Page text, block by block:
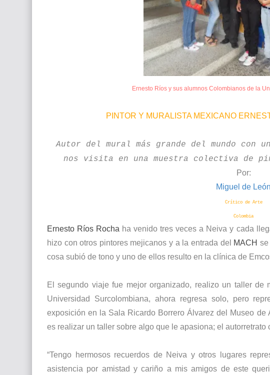
Ernesto Ríos y sus alumnos Colombianos de la
PINTOR Y MURALISTA MEXICANO
Autor del mural más grande del mundo con
nos visita en una muestra colectiva de
Por:
Miguel de León
Crítico de Arte
Colombia
Ernesto Ríos Rocha ha venido tres veces a Neiva y cada
hizo con otros pintores mejicanos y a la entrada del
MACH se
cosa subió de tono y uno de ellos resulto en la clínica de
El segundo viaje fue mejor organizado, realizo un taller
Universidad Surcolombiana, ahora regresa solo, pero
exposición en la Sala Ricardo Borrero Álvarez del Museo
es realizar un taller sobre algo que le apasiona; el autorretrato
“Tengo hermosos recuerdos de Neiva y otros lugares
asistencia por amistad y cariño a mis amigos de este